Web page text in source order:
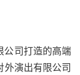
司打造的高端
外演出有限公司